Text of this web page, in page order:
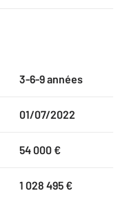
3-6-9 années
01/07/2022
54 000 €
1 028 495 €